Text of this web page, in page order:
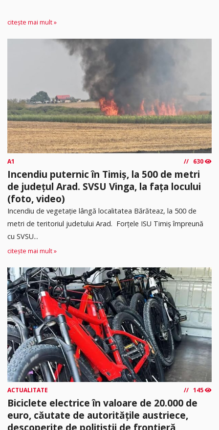
citește mai mult »
A1 630
Incendiu puternic în Timiș, la 500 de metri
de județul Arad. SVSU Vinga, la fața locului
(foto, video)
Incendiu de vegetație lângă localitatea Bărăteaz, la 500 de
metri de teritoriul judetului Arad. Forțele ISU Timiș împreună
cu SVSU...
citește mai mult »
ACTUALITATE 145
Biciclete electrice în valoare de 20.000 de
euro, căutate de autoritățile austriece,
descoperite de polițiștii de frontieră